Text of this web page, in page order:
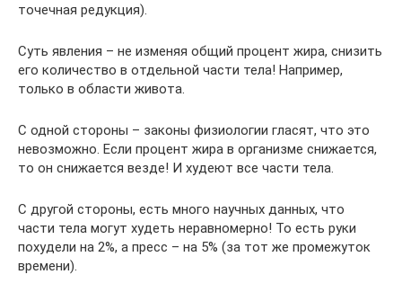
точечная редукция).
Суть явления – не изменяя общий процент жира, снизить
его количество в отдельной части тела! Например,
только в области живота.
С одной стороны – законы физиологии гласят, что это
невозможно. Если процент жира в организме снижается,
то он снижается везде! И худеют все части тела.
С другой стороны, есть много научных данных, что
части тела могут худеть неравномерно! То есть руки
похудели на 2%, а пресс – на 5% (за тот же промежуток
времени).